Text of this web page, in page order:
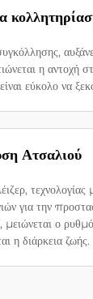
η αντοχή
εύκολο να
Ατσαλιού
τεχνολογίας
για την
μειώνεται ο
η διάρκεια ζωής.